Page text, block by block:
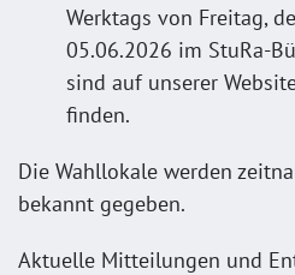
Werktags von Freitag,
05.06.2026 im StuRa-
sind auf unserer
finden.
Die Wahllokale werden
bekannt gegeben.
Aktuelle Mitteilungen und